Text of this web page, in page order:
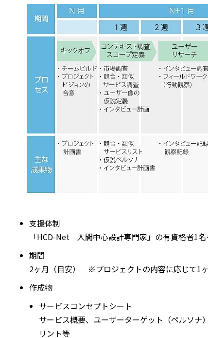
支援体制
「HCD-Net 人間中心設計専門家」の有資格者1名
期間
2ヶ月（目安） ※プロジェクトの内容に応じて1ヶ
作成物
サービスコンセプトシート
サービス概要、ユーザーターゲット（ペルソナ
リント等